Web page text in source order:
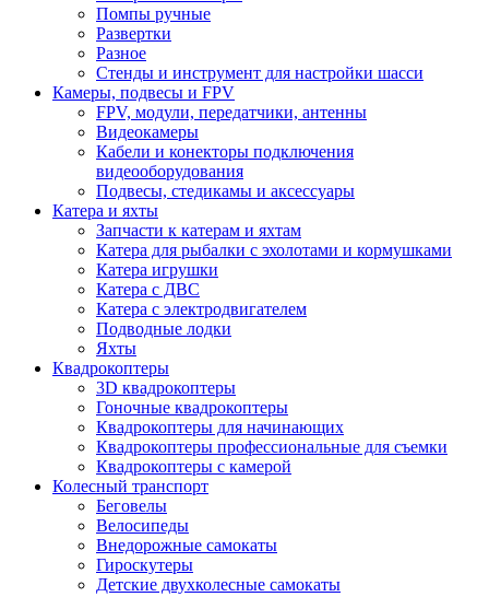
Помпы ручные
Развертки
Разное
Стенды и инструмент для настройки шасси
Камеры, подвесы и FPV
FPV, модули, передатчики, антенны
Видеокамеры
Кабели и конекторы подключения
видеооборудования
Подвесы, стедикамы и аксессуары
Катера и яхты
Запчасти к катерам и яхтам
Катера для рыбалки с эхолотами и кормушками
Катера игрушки
Катера с ДВС
Катера с электродвигателем
Подводные лодки
Яхты
Квадрокоптеры
3D квадрокоптеры
Гоночные квадрокоптеры
Квадрокоптеры для начинающих
Квадрокоптеры профессиональные для съемки
Квадрокоптеры с камерой
Колесный транспорт
Беговелы
Велосипеды
Внедорожные самокаты
Гироскутеры
Детские двухколесные самокаты